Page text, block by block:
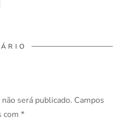
será publicado. Campos
com *